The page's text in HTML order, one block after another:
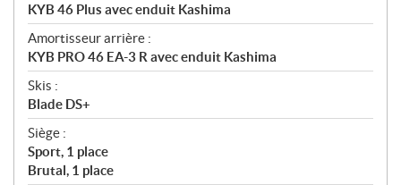
KYB 46 Plus avec enduit Kashima
Amortisseur arrière :
KYB PRO 46 EA-3 R avec enduit Kashima
Skis :
Blade DS+
Siège :
Sport, 1 place
Brutal, 1 place